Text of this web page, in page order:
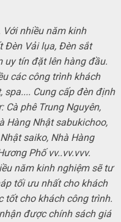
Với nhiều năm kinh
Đèn Vải lụa, Đèn sắt
uy tín đặt lên hàng đầu.
các công trình khách
spa.... Cung cấp đèn định
phê Trung Nguyên,
Hàng Nhật sabukichoo,
saiko, Nhà Hàng
Phố vv..vv.vvv.
năm kinh nghiệm sẽ tư
tối ưu nhất cho khách
tốt cho khách công trình.
được chính sách giá